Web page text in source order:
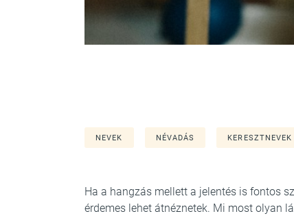
NEVEK NÉVADÁS KERESZTNEVEK
Ha a hangzás mellett a jelentés is fontos
érdemes lehet átnéznetek. Mi most olyan